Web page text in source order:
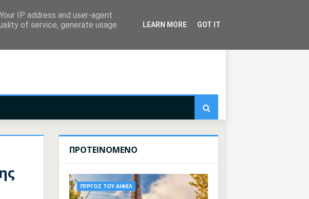
ΠΡΟΤΕΙΝΟΜΕΝΟ
ΠΥΡΓΟΣ ΤΟΥ ΑΙΦΕΛ
IP address and user-agent
of service, generate usage
LEARN MORE GOT IT